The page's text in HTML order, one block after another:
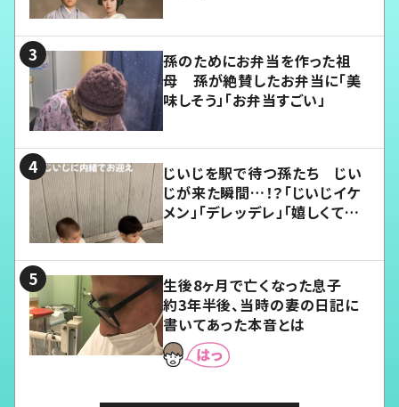
孫のためにお弁当を作った祖
母 孫が絶賛したお弁当に「美
味しそう」「お弁当すごい」
じいじを駅で待つ孫たち じい
じが来た瞬間…！？「じいじイケ
メン」「デレッデレ」「嬉しくて可
生後8ヶ月で亡くなった息子
約3年半後、当時の妻の日記に
書いてあった本音とは